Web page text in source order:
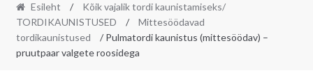
Esileht /
Kõik vajalik tordi kaunistamiseks/
TORDIKAUNISTUSED
/
Mittesöödavad
tordikaunistused
/ Pulmatordi kaunistus (mittesöödav) –
pruutpaar valgete roosidega